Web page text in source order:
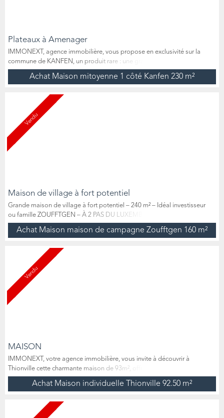
Plateaux à Amenager
IMMONEXT, agence immobilière, vous propose en exclusivité sur la
commune de KANFEN, un produit rare : une grange à aménager
composée de 2 plateaux et la possibilité d’en créer un troisième. Venez
découvrir cette magnifique opportunité à seulement quelques minutes
commerces, des accès autoroutiers et autres commodités....
Achat Maison mitoyenne 1 côté Kanfen 230 m²
Vendu
Maison de village à fort potentiel
Grande maison de village à fort potentiel – 240 m² – Idéal investisseur
ou famille ZOUFFTGEN – À 2 PAS DU LUXEMBOURG Située dans un
quartier calme et recherché, cette spacieuse maison de 240 m² (3
plateaux de 80m2), édifiée sur un terrain de 11,66 ares, est une
Son fort potentiel vous permettra de laisser libre cours...
Achat Maison maison de campagne Zoufftgen 160 m²
Vendu
MAISON
IMMONEXT, votre agence immobilière, vous invite à découvrir à
Thionville cette charmante maison de 93m², offrant un fort potentiel
d’aménagement. Située dans un quartier calme de VEYMERANGE (rue
des Viornes), elle bénéficie d’un emplacement privilégié à deux pas de la
autres commodités. Édifiée sur une belle parcelle de...
Achat Maison individuelle Thionville 92.50 m²